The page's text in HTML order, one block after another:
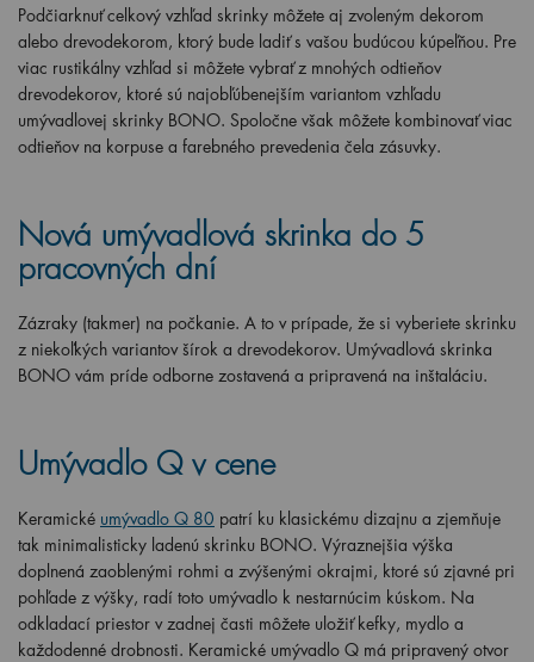
Podčiarknuť celkový vzhľad skrinky môžete aj zvoleným dekorom
alebo drevodekorom, ktorý bude ladiť s vašou budúcou kúpeľňou. Pre
viac rustikálny vzhľad si môžete vybrať z mnohých odtieňov
drevodekorov, ktoré sú najobľúbenejším variantom vzhľadu
umývadlovej skrinky BONO. Spoločne však môžete kombinovať viac
odtieňov na korpuse a farebného prevedenia čela zásuvky.
Nová umývadlová skrinka do 5
pracovných dní
Zázraky (takmer) na počkanie. A to v prípade, že si vyberiete skrinku
z niekoľkých variantov šírok a drevodekorov. Umývadlová skrinka
BONO vám príde odborne zostavená a pripravená na inštaláciu.
Umývadlo Q v cene
Keramické umývadlo Q 80 patrí ku klasickému dizajnu a zjemňuje
tak minimalisticky ladenú skrinku BONO. Výraznejšia výška
doplnená zaoblenými rohmi a zvýšenými okrajmi, ktoré sú zjavné pri
pohľade z výšky, radí toto umývadlo k nestarnúcim kúskom. Na
odkladací priestor v zadnej časti môžete uložiť kefky, mydlo a
každodenné drobnosti. Keramické umývadlo Q má pripravený otvor